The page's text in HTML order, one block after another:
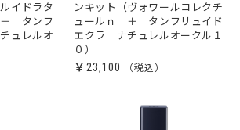
イドラタ
タンフ
ュレルオ
ンキット（ヴォワールコレクチ
ュールｎ ＋ タンフリュイド
エクラ ナチュレルオークル１
０）
￥23,100